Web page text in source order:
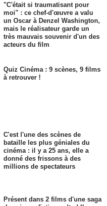
"C'était si traumatisant pour
moi" : ce chef-d'œuvre a valu
un Oscar à Denzel Washington,
mais le réalisateur garde un
très mauvais souvenir d'un des
acteurs du film
Quiz Cinéma : 9 scènes, 9 films
à retrouver !
C'est l'une des scènes de
bataille les plus géniales du
cinéma : il y a 25 ans, elle a
donné des frissons à des
millions de spectateurs
Présent dans 2 films d'une saga